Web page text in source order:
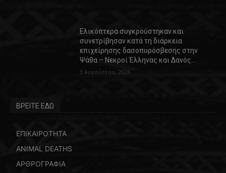
Ελικόπτερα συγκρούστηκαν και
συνετρίβησαν κατά τη διάρκεια
επιχείρησης δασοπυρόσβεσης στην
Ψάθα – Νεκροί Έλληνας και Δανός…
3 Αυγούστου, 2026
ΒΡΕΙΤΕ ΕΔΩ
ΕΠΙΚΑΙΡΟΤΗΤΑ
ANIMAL DEATHS
ΑΡΘΡΟΓΡΑΦΙΑ